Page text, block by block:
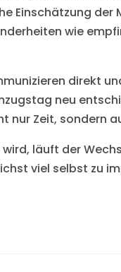
Einschätzung
wie
direkt
neu
nur Zeit, sondern
läuft der
viel selbst zu